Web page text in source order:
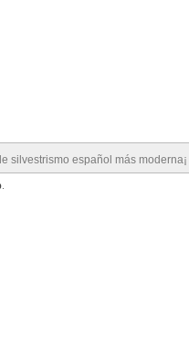
silvestrismo español más moderna¡